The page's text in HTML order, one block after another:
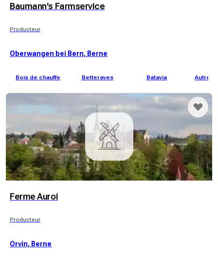
Baumann's Farmservice
Producteur
Oberwangen bei Bern, Berne
Bois de chauffe Betteraves Batavia Autres
Ferme Auroi
Producteur
Orvin, Berne